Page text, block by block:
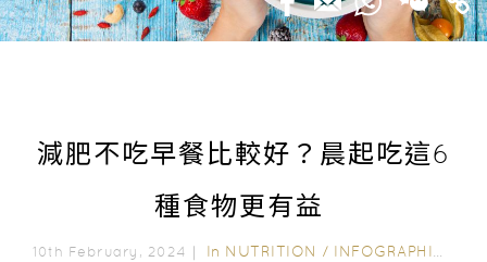
減肥不吃早餐比較好？晨起吃這6
種食物更有益
10th February, 2024｜ In NUTRITION / INFOGRAPHICS